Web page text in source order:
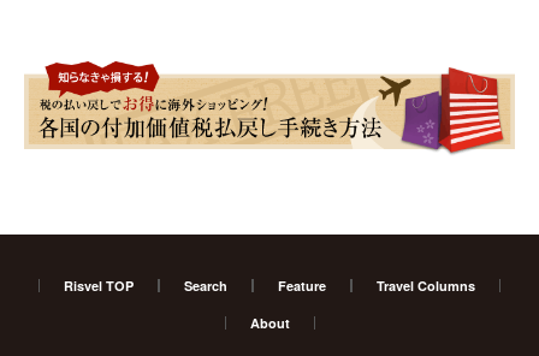
Risvel TOP Search Feature Travel Columns
About